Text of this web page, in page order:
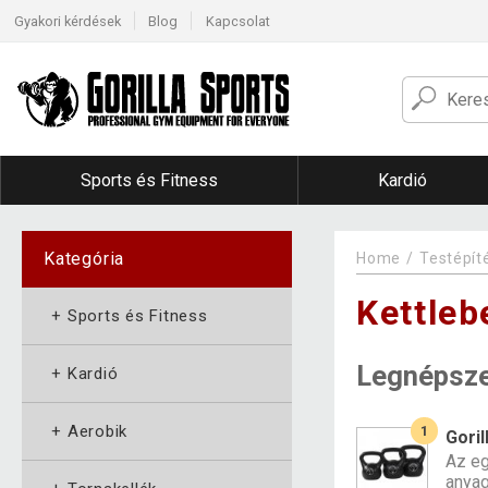
Gyakori kérdések Blog Kapcsolat
Sports és Fitness Kardió
Kategória
+ Sports és Fitness
+ Kardió
+ Aerobik
Home
1
Az